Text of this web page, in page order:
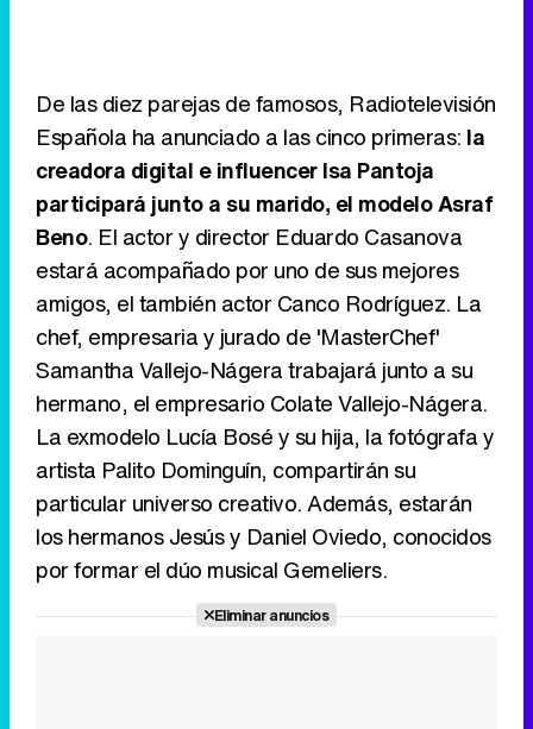
De las diez parejas de famosos, Radiotelevisión
Española ha anunciado a las cinco primeras: la
creadora digital e influencer Isa Pantoja
participará junto a su marido, el modelo Asraf
Beno. El actor y director Eduardo Casanova
estará acompañado por uno de sus mejores
amigos, el también actor Canco Rodríguez. La
chef, empresaria y jurado de 'MasterChef'
Samantha Vallejo-Nágera trabajará junto a su
hermano, el empresario Colate Vallejo-Nágera.
La exmodelo Lucía Bosé y su hija, la fotógrafa y
artista Palito Dominguín, compartirán su
particular universo creativo. Además, estarán
los hermanos Jesús y Daniel Oviedo, conocidos
por formar el dúo musical Gemeliers.
Eliminar anuncios